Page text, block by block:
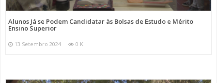
Alunos Já se Podem Candidatar às Bolsas de Estudo e Mérito
Ensino Superior
13 Setembro 2024 0 K